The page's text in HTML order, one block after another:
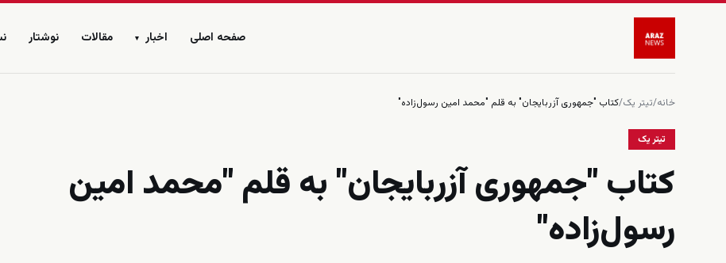
صفحه اصلی اخبار ▾ مقالات نوشتار
خانه/تیتر یک/کتاب "جمهوری آزربایجان" به قلم "محمد امین رسول‌زاده"
تیتر یک
کتاب "جمهوری آزربایجان" به قلم "محمد امین
رسول‌زاده"